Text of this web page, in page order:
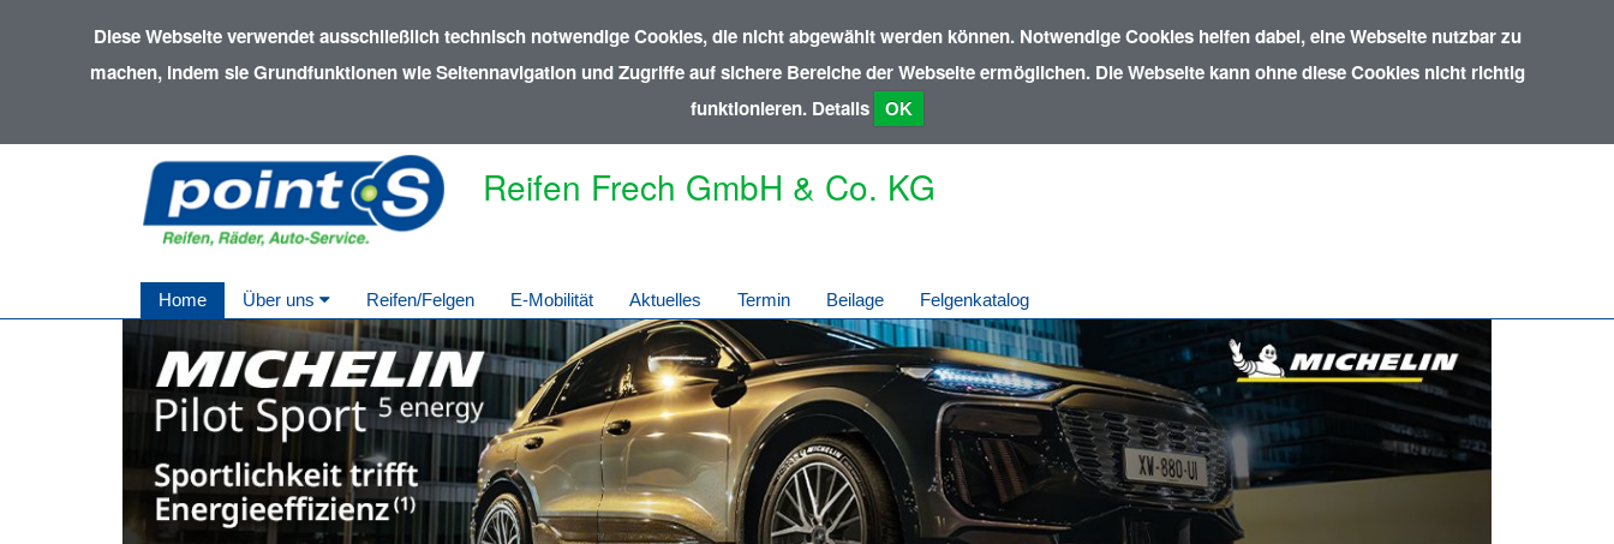
Diese Webseite verwendet ausschließlich technisch notwendige Cookies, die nicht abgewählt werden können. Notwendige Cookies helfen dabei, eine Webseite nutzbar zu
machen, indem sie Grundfunktionen wie Seitennavigation und Zugriffe auf sichere Bereiche der Webseite ermöglichen. Die Webseite kann ohne diese Cookies nicht richtig
funktionieren. Details OK
Reifen Frech GmbH & Co. KG
Home Über uns Reifen/Felgen E-Mobilität Aktuelles Termin Beilage Felgenkatalog